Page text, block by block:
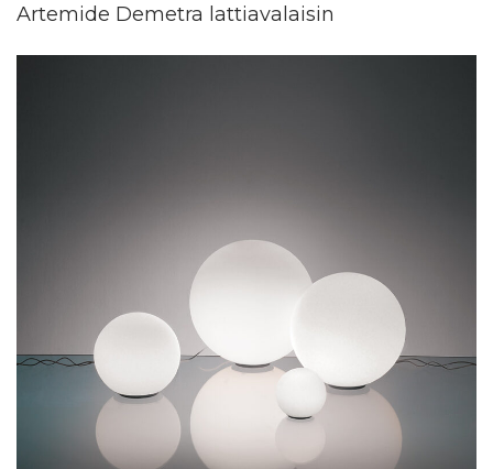
Artemide Demetra lattiavalaisin